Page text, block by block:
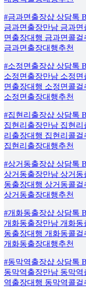
#금과면출장샵 상담톡
금과면출장만남 금과
면출장대행 금과면콜걸
금과면출장대행추천
#소정면출장샵 상담톡
소정면출장만남 소정
면출장대행 소정면콜걸
소정면출장대행추천
#집현리출장샵 상담톡
집현리출장만남 집현
리출장대행 집현리콜걸
집현리출장대행추천
#상거동출장샵 상담톡
상거동출장만남 상거
동출장대행 상거동콜걸
상거동출장대행추천
#개화동출장샵 상담톡
개화동출장만남 개화
동출장대행 개화동콜걸
개화동출장대행추천
#동막역출장샵 상담톡
동막역출장만남 동막
역출장대행 동막역콜걸